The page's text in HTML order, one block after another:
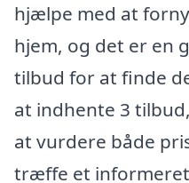
hjælpe med at
hjem, og det er en
tilbud for at finde
at indhente 3
at vurdere både
træffe et